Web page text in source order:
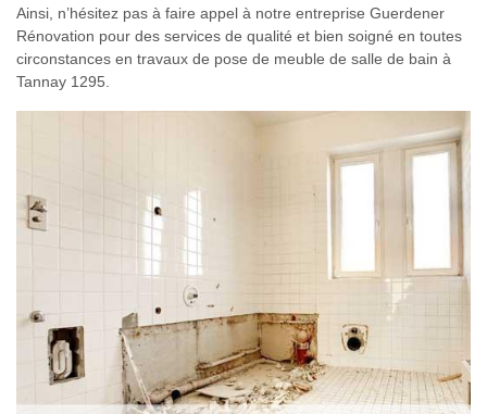
Ainsi, n’hésitez pas à faire appel à notre entreprise Guerdener
Rénovation pour des services de qualité et bien soigné en toutes
circonstances en travaux de pose de meuble de salle de bain à
Tannay 1295.